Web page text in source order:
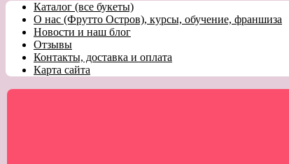
Каталог (все букеты)
О нас (Фрутто Остров), курсы, обучение, франшиза
Новости и наш блог
Отзывы
Контакты, доставка и оплата
Карта сайта